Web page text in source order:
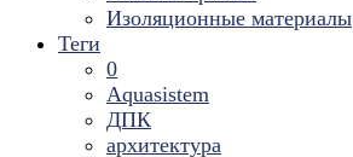
Изоляционные материалы
Теги
0
Aquasistem
ДПК
архитектура